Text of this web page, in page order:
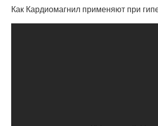
Как Кардиомагнил применяют при